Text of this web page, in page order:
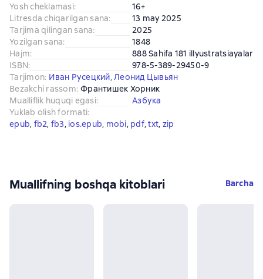
Yosh cheklamasi:
16+
Litresda chiqarilgan sana:
13 may 2025
Tarjima qilingan sana:
2025
Yozilgan sana:
1848
Hajm:
888 Sahifa 181 illyustratsiayalar
ISBN:
978-5-389-29450-9
Tarjimon: Иван Русецкий, Леонид Цывьян
Bezakchi rassom: Франтишек Хорник
Mualliflik huquqi egasi:
Азбука
Yuklab olish formati:
epub, fb2, fb3, ios.epub, mobi, pdf, txt, zip
Muallifning boshqa kitoblari Barcha